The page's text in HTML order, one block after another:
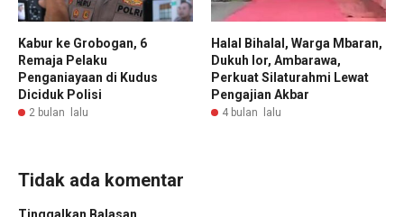
Kabur ke Grobogan, 6
Remaja Pelaku
Penganiayaan di Kudus
Diciduk Polisi
2 bulan lalu
Halal Bihalal, Warga Mbaran,
Dukuh lor, Ambarawa,
Perkuat Silaturahmi Lewat
Pengajian Akbar
4 bulan lalu
Tidak ada komentar